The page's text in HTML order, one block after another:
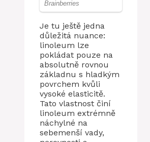
Je tu ještě jedna
důležitá nuance:
linoleum lze
pokládat pouze na
absolutně rovnou
základnu s hladkým
povrchem kvůli
vysoké elasticitě.
Tato vlastnost činí
linoleum extrémně
náchylné na
sebemenší vady,